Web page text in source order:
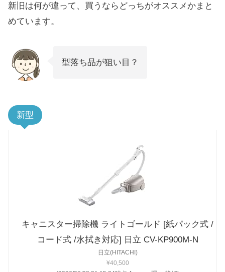
新旧は何が違って、買うならどっちがオススメかまと
めています。
型落ち品が狙い目？
新型
キャニスター掃除機 ライトゴールド [紙パック式 /
コード式 /水拭き対応] 日立 CV-KP900M-N
日立(HITACHI)
¥40,500